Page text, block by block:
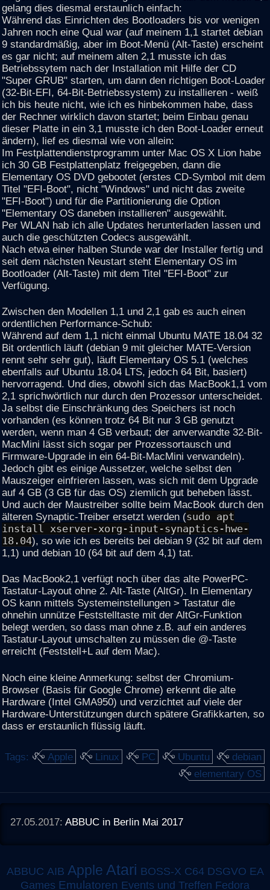
gelang dies diesmal erstaunlich einfach:
Während das Einrichten des Bootloaders bis vor wenigen
Jahren noch eine Qual war (auf meinem 1,1 startet debian
9 standardmäßig, aber im Boot-Menü (Alt-Taste) erscheint
es gar nicht; auf meinem alten 2,1 musste ich das
Betriebssytem nach der Installation mit Hilfe der CD
"Super GRUB" starten, um dann den richtigen Boot-Loader
(32-Bit-EFI, 64-Bit-Betriebssystem) zu installieren - weiß
ich bis heute nicht, wie ich es hinbekommen habe, dass
der Rechner wirklich davon startet; beim Einbau genau
dieser Platte in ein 3,1 musste ich den Boot-Loader erneut
ändern), lief es diesmal wie von allein:
Im Festplattendienstprogramm unter Mac OS X Lion habe
ich 30 GB Festplattenplatz freigegeben, dann die
Elementary OS DVD gebootet (erstes CD-Symbol mit dem
Titel "EFI-Boot", nicht "Windows" und nicht das zweite
"EFI-Boot") und für die Partitionierung die Option
"Elementary OS daneben installieren" ausgewählt.
Per WLAN hab ich alle Updates herunterladen lassen und
auch die geschützten Codecs ausgewählt.
Nach etwa einer halben Stunde war der Installer fertig und
seit dem nächsten Neustart steht Elementary OS im
Bootloader (Alt-Taste) mit dem Titel "EFI-Boot" zur
Verfügung.
Zwischen den Modellen 1,1 und 2,1 gab es auch einen
ordentlichen Performance-Schub:
Während auf dem 1,1 nicht einmal Ubuntu MATE 18.04 32
Bit ordentlich läuft (debian 9 mit gleicher MATE-Version
rennt sehr sehr gut), läuft Elementary OS 5.1 (welches
ebenfalls auf Ubuntu 18.04 LTS, jedoch 64 Bit, basiert)
hervorragend. Und dies, obwohl sich das MacBook1,1 vom
2,1 sprichwörtlich nur durch den Prozessor unterscheidet.
Ja selbst die Einschränkung des Speichers ist noch
vorhanden (es können trotz 64 Bit nur 3 GB genutzt
werden, wenn man 4 GB verbaut; der anverwandte 32-Bit-
MacMini lässt sich sogar per Prozessortausch und
Firmware-Upgrade in ein 64-Bit-MacMini verwandeln).
Jedoch gibt es einige Aussetzer, welche selbst den
Mauszeiger einfrieren lassen, was sich mit dem Upgrade
auf 4 GB (3 GB für das OS) ziemlich gut beheben lässt.
Und auch der Maustreiber sollte beim MacBook durch den
älteren Synaptic-Treiber ersetzt werden (sudo apt
install xserver-xorg-input-synaptics-hwe-
18.04), so wie ich es bereits bei debian 9 (32 bit auf dem
1,1) und debian 10 (64 bit auf dem 4,1) tat.
Das MacBook2,1 verfügt noch über das alte PowerPC-
Tastatur-Layout ohne 2. Alt-Taste (AltGr). In Elementary
OS kann mittels Systemeinstellungen > Tastatur die
ohnehin unnütze Feststelltaste mit der AltGr-Funktion
belegt werden, so dass man ohne z.B. auf ein anderes
Tastatur-Layout umschalten zu müssen die @-Taste
erreicht (Feststell+L auf dem Mac).
Noch eine kleine Anmerkung: selbst der Chromium-
Browser (Basis für Google Chrome) erkennt die alte
Hardware (Intel GMA950) und verzichtet auf viele der
Hardware-Unterstützungen durch spätere Grafikkarten, so
dass er erstaunlich flüssig läuft.
Tags: Apple Linux PC Ubuntu
debian
elementary OS
27.05.2017:ABBUC in Berlin Mai 2017
ABBUC AIB Apple Atari BOSS-X C64 DSGVO EA
Games Emulatoren Events und Treffen Fedora